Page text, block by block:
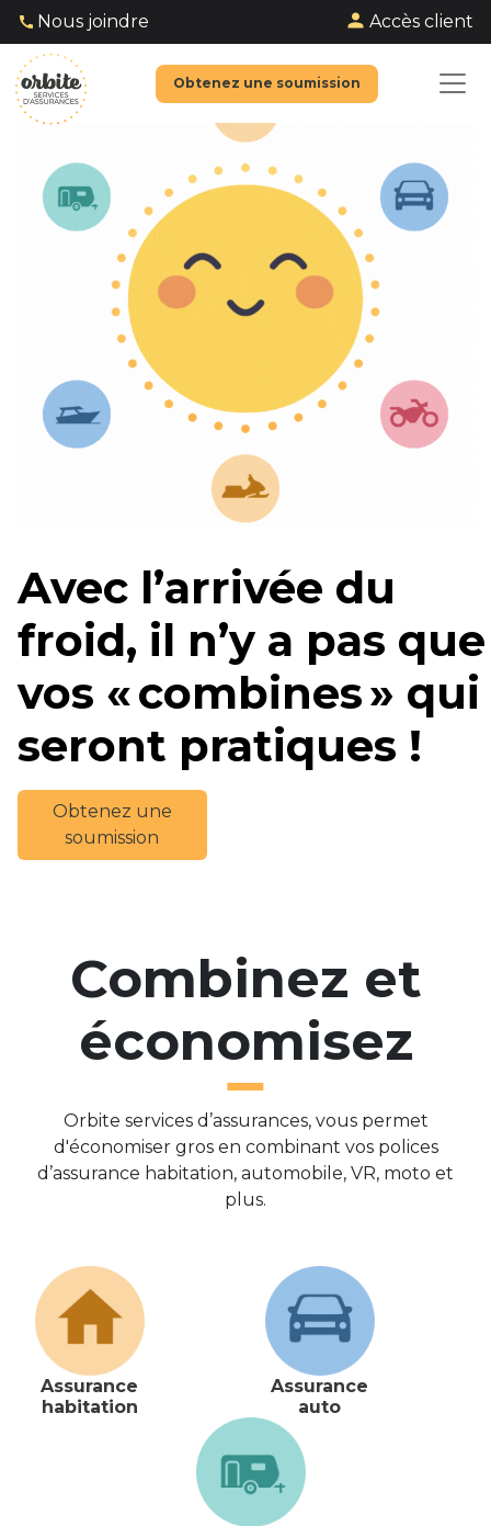
Nous joindre Accès client
Obtenez une soumission
Avec l’arrivée du
froid, il n’y a pas que
vos « combines » qui
seront pratiques !
Obtenez une
soumission
Combinez et
économisez
Orbite services d’assurances, vous permet
d'économiser gros en combinant vos polices
d’assurance habitation, automobile, VR, moto et
plus.
Assurance
habitation
Assurance
auto